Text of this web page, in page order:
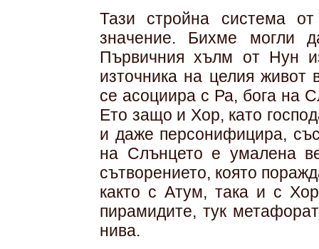
Тази стройна система
значение. Бихме могли
Първичния хълм от Нун
източника на целия
се асоциира с Ра, бога на
Ето защо и Хор, като
и даже персонифицира,
на Слънцето е умалена
сътворението, която
както с Атум, така и с
пирамидите, тук
нива.